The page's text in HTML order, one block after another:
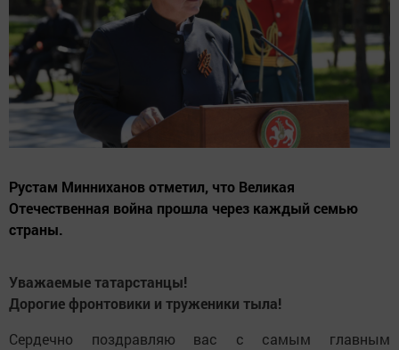
Рустам Минниханов отметил, что Великая
Отечественная война прошла через каждый семью
страны.
Уважаемые татарстанцы!
Дорогие фронтовики и труженики тыла!
Сердечно поздравляю вас с самым главным